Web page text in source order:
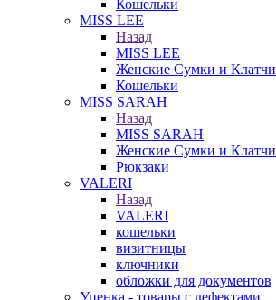
Кошельки
MISS LEE
Назад
MISS LEE
Женские Сумки и Клатчи
Кошельки
MISS SARAH
Назад
MISS SARAH
Женские Сумки и Клатчи
Рюкзаки
VALERI
Назад
VALERI
кошельки
визитницы
ключники
обложки для документов
Уценка - товары с дефектами